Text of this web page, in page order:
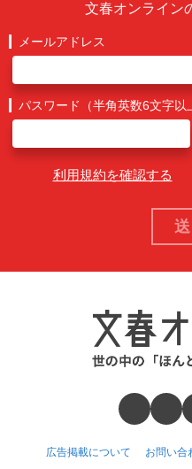
文春オンライン
メールアドレス
パスワード（半角英数6文字以
利用規約を確認する
広告掲載について お問い合